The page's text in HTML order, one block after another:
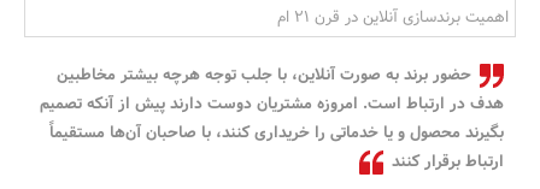
اهمیت برندسازی آنلاین در قرن 21 ام
حضور برند به صورت آنلاین، با جلب توجه هرچه بیشتر مخاطبین
هدف در ارتباط است. امروزه مشتریان دوست دارند پیش از آن­که تصمیم
بگیرند محصول و یا خدماتی را خریداری کنند، با صاحبان آن‌ها مستقیماً
ارتباط برقرار کنند